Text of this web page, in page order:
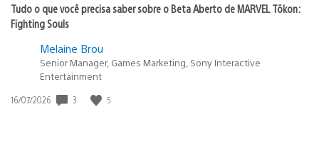
Tudo o que você precisa saber sobre o Beta Aberto de MARVEL Tōkon:
Fighting Souls
Melaine Brou
Senior Manager, Games Marketing, Sony Interactive
Entertainment
Data
16/07/2026 3 5